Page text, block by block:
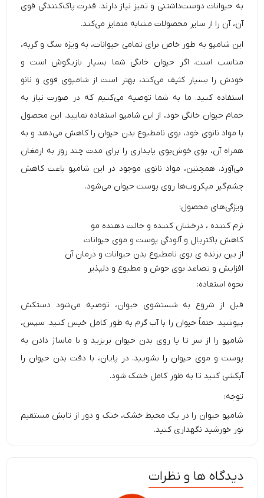
به حیوانات دوست‌داشتنی و تمیز نیاز دارند. قدرت پاک‌کنندگی قوی
آن، آن را از سایر محصولات مشابه متمایز می‌کند.
این شامپو به طور خاص برای تمامی حیوانات، به ویژه سگ و گربه،
مناسب است. اگر حیوان خانگی شما بسیار بازیگوش است و
خودش را بسیار کثیف می‌کند، بهتر است از شامپوی قوی و نانو
استفاده کنید. ما به شما توصیه می‌کنیم که در صورت نیاز به
حمام حیوان خانگی خود، از این شامپو استفاده نمایید. این محصول
با مواد نانوی خود، بوی نامطبوع بدن حیوان را کاهش می‌دهد و به
همراه آن، بوی خوش‌بوی پایداری را برای مدت چند روز به ارمغان
می‌آورد. همچنین، مواد نانوی موجود در این شامپو باعث کاهش
چشم‌گیر میکروب‌ها روی پوست حیوان می‌شود.
ویژگی‌های محصول:
نرم کننده ، درخشان کننده و حالت دهنده مو
کاهش باکتریال و آلودگی پوست و موی حیوانات
از بین برنده ی بوی نامطبوع بدن حیوانات و درمان آن
افزایش و تصاعد بوی خوش و مطبوع و دلپذیر
نحوه استفاده:
قبل از شروع به شستشوی حیوان، توصیه می‌شود دستکش
بپوشید. حتماً حیوان را با آب گرم به طور کامل خیس کنید. سپس،
شامپو را از سر تا پا روی بدن حیوان بریزید و با ماساژ دادن به
پوست و موی حیوان را بشویید. در پایان، با دقت بدن حیوان را
آبکشی کنید تا به طور کامل خشک شود.
توجه:
شامپو حیوان را در یک محیط خشک، خنک و دور از تابش مستقیم
نور خورشید نگهداری کنید.
دیدگاه ها و نظرات